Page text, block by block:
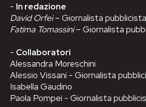
- In redazione
David Orfei– Giornalista pubblicista
Fatima Tomassini– Giornalista
- Collaboratori
Alessandra Moreschini
Alessio Vissani - Giornalista
Isabella Gaudino
Paola Pompei - Giornalista